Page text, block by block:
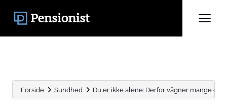
Forside Sundhed Du er ikke alene: Derfor vågner mange ofte